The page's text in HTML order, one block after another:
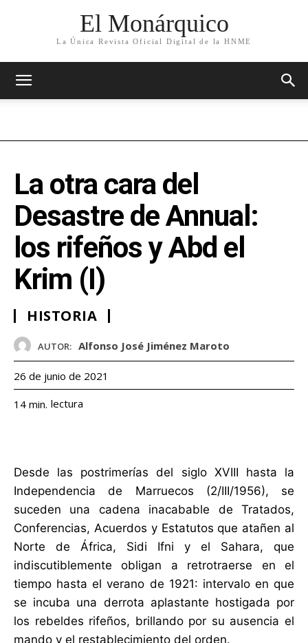
El Monárquico
La Única Revista Oficial Digital de la HNME
La otra cara del
Desastre de Annual:
los rifeños y Abd el
Krim (I)
HISTORIA
AUTOR: Alfonso José Jiménez Maroto
26 de junio de 2021
14 min. lectura
Desde las postrimerías del siglo XVIII hasta la
Independencia de Marruecos (2/III/1956), se
suceden una cadena inacabable de Tratados,
Conferencias, Acuerdos y Estatutos que atañen al
Norte de África, Sidi Ifni y el Sahara, que
indiscutiblemente obligan a retrotraerse en el
tiempo hasta el verano de 1921: intervalo en que
se incuba una derrota aplastante hostigada por
los rebeldes rifeños, brillando por su ausencia el
mando y el restablecimiento del orden.